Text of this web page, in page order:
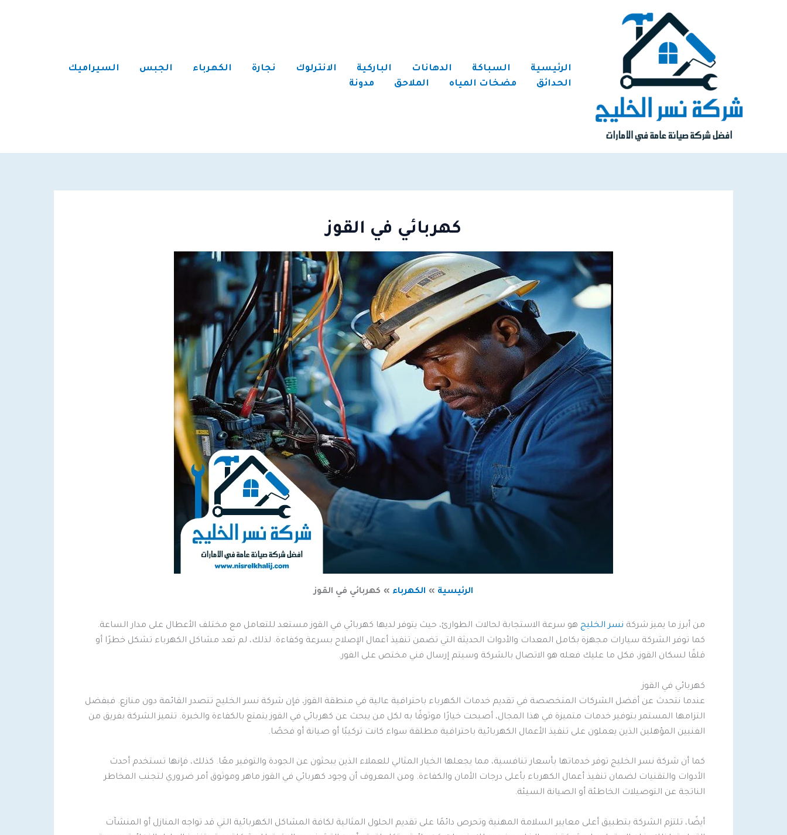
الرئيسية السباكة الدهانات الباركية الانترلوك نجارة الكهرباء الجبس
السيراميك
الحدائق
مضخات المياه الملاحق مدونة
كهربائي في القوز
الرئيسية الكهرباء كهربائي في القوز
من أبرز ما يميز شركة نسر الخليج هو سرعة الاستجابة لحالات الطوارئ، حيث يتوفر لديها كهربائي في القوز مستعد للتعامل مع مختلف الأعطال على مدار الساعة.
كما توفر الشركة سيارات مجهزة بكامل المعدات والأدوات الحديثة التي تضمن تنفيذ أعمال الإصلاح بسرعة وكفاءة. لذلك، لم تعد مشاكل الكهرباء تشكل خطرًا أو
قلقًا لسكان القوز، فكل ما عليك فعله هو الاتصال بالشركة وسيتم إرسال فني مختص على الفور.
كهربائي في القوز
عندما نتحدث عن أفضل الشركات المتخصصة في تقديم خدمات الكهرباء باحترافية عالية في منطقة القوز، فإن شركة نسر الخليج تتصدر القائمة دون منازع. فبفضل
التزامها المستمر بتوفير خدمات متميزة في هذا المجال، أصبحت خيارًا موثوقًا به لكل من يبحث عن كهربائي في القوز يتمتع بالكفاءة والخبرة. تتميز الشركة بفريق من
الفنيين المؤهلين الذين يعملون على تنفيذ الأعمال الكهربائية باحترافية مطلقة سواء كانت تركيبًا أو صيانة أو فحصًا.
كما أن شركة نسر الخليج توفر خدماتها بأسعار تنافسية، مما يجعلها الخيار المثالي للعملاء الذين يبحثون عن الجودة والتوفير معًا. كذلك، فإنها تستخدم أحدث
الأدوات والتقنيات لضمان تنفيذ أعمال الكهرباء بأعلى درجات الأمان والكفاءة. ومن المعروف أن وجود كهربائي في القوز ماهر وموثوق أمر ضروري لتجنب المخاطر
الناتجة عن التوصيلات الخاطئة أو الصيانة السيئة.
أيضًا، تلتزم الشركة بتطبيق أعلى معايير السلامة المهنية وتحرص دائمًا على تقديم الحلول المثالية لكافة المشاكل الكهربائية التي قد تواجه المنازل أو المنشآت